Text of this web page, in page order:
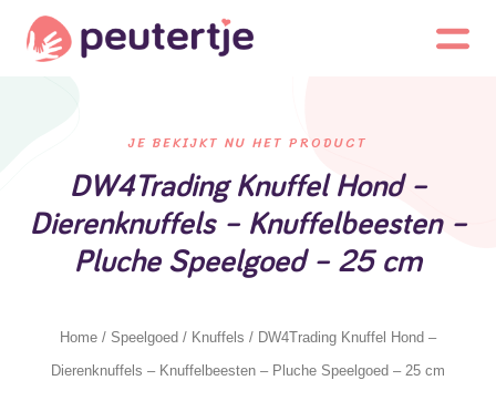
JE BEKIJKT NU HET PRODUCT
DW4Trading Knuffel Hond –
Dierenknuffels – Knuffelbeesten –
Pluche Speelgoed – 25 cm
Home / Speelgoed / Knuffels / DW4Trading Knuffel Hond –
Dierenknuffels – Knuffelbeesten – Pluche Speelgoed – 25 cm